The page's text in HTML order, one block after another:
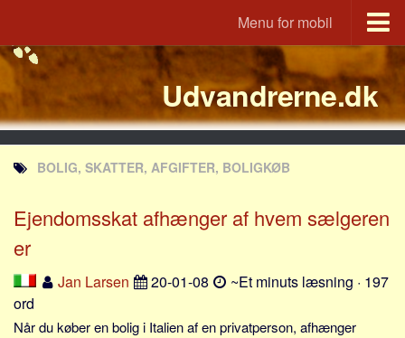
Menu for mobil
Portal
Udvandrerne.dk
Utvandrerne.no
Utvandrarna.se
Tyskland.dk
England.dk
Rusland.dk
Lande
Tyrkiet
Udvandrerne.dk
BOLIG, SKATTER, AFGIFTER, BOLIGKØB
Ejendomsskat afhænger af hvem sælgeren
er
Jan Larsen 20-01-08
~Et minuts læsning · 197
ord
Når du køber en bolig i Italien af en privatperson, afhænger